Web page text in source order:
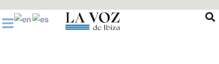
al
contenido